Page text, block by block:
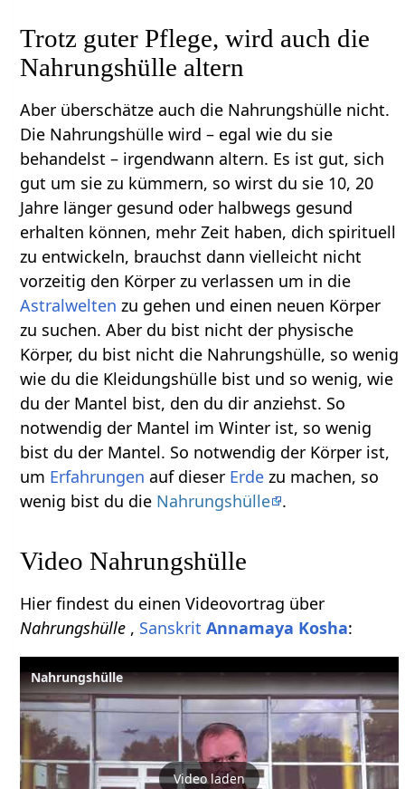
Trotz guter Pflege, wird auch die
Nahrungshülle altern
Aber überschätze auch die Nahrungshülle nicht.
Die Nahrungshülle wird – egal wie du sie
behandelst – irgendwann altern. Es ist gut, sich
gut um sie zu kümmern, so wirst du sie 10, 20
Jahre länger gesund oder halbwegs gesund
erhalten können, mehr Zeit haben, dich spirituell
zu entwickeln, brauchst dann vielleicht nicht
vorzeitig den Körper zu verlassen um in die
Astralwelten zu gehen und einen neuen Körper
zu suchen. Aber du bist nicht der physische
Körper, du bist nicht die Nahrungshülle, so wenig
wie du die Kleidungshülle bist und so wenig, wie
du der Mantel bist, den du dir anziehst. So
notwendig der Mantel im Winter ist, so wenig
bist du der Mantel. So notwendig der Körper ist,
um Erfahrungen auf dieser Erde zu machen, so
wenig bist du die Nahrungshülle .
Video Nahrungshülle
Hier findest du einen Videovortrag über
Nahrungshülle , Sanskrit Annamaya Kosha:
Nahrungshülle
Video laden